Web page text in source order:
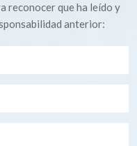
reconocer que ha leído y
anterior: